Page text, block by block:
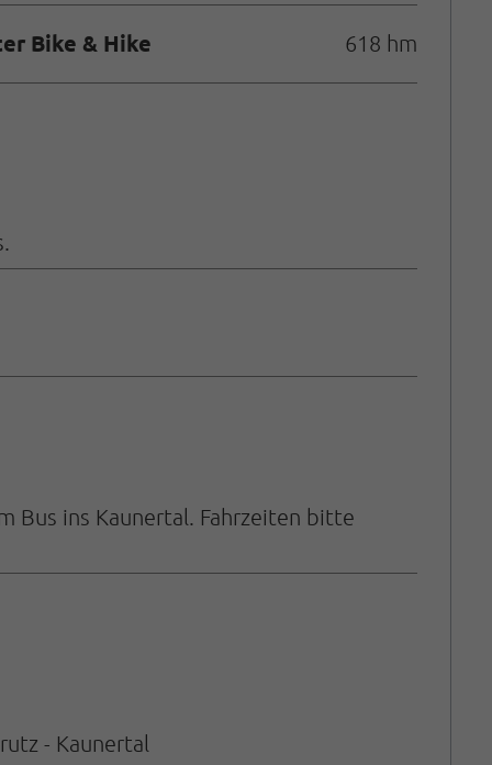
Bike & Hike 618 hm
Bus ins Kaunertal. Fahrzeiten bitte
- Kaunertal